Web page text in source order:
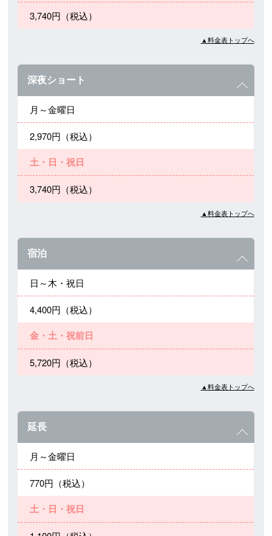
3,740円（税込）
▲料金表トップへ
深夜ショート
月～金曜日
2,970円（税込）
土・日・祝日
3,740円（税込）
▲料金表トップへ
宿泊
日～木・祝日
4,400円（税込）
金・土・祝前日
5,720円（税込）
▲料金表トップへ
延長
月～金曜日
770円（税込）
土・日・祝日